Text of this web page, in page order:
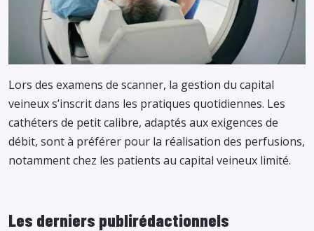
Lors des examens de scanner, la gestion du capital
veineux s’inscrit dans les pratiques quotidiennes. Les
cathéters de petit calibre, adaptés aux exigences de
débit, sont à préférer pour la réalisation des perfusions,
notamment chez les patients au capital veineux limité.
Les derniers publirédactionnels